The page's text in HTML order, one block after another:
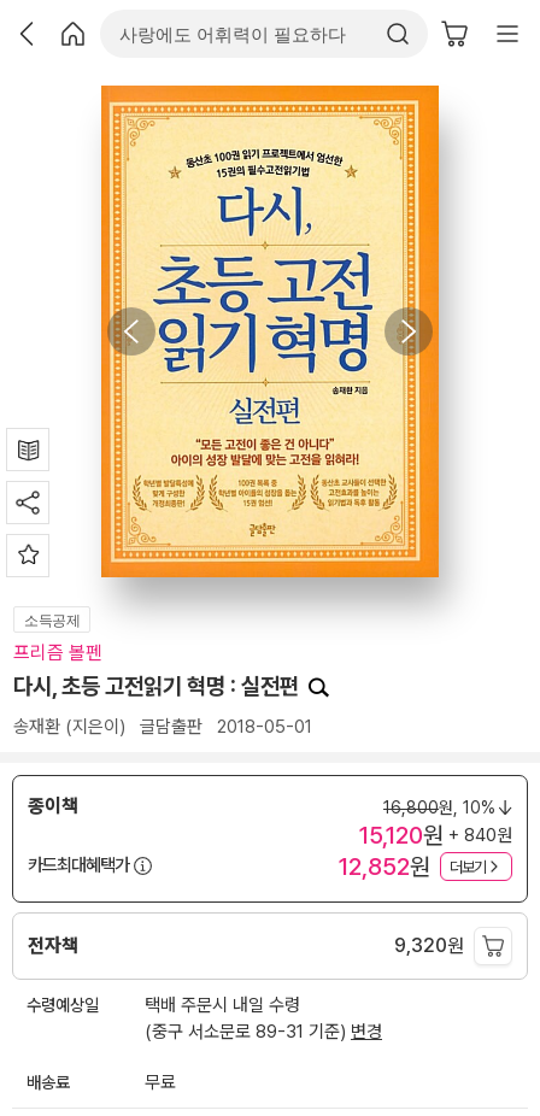
소득공제
프리즘 볼펜
다시, 초등 고전읽기 혁명 : 실전편
송재환 (지은이) 글담출판 2018-05-01
종이책 16,800원, 10%
15,120원 + 840원
카드최대혜택가
12,852원 더보기
전자책 9,320원
수령예상일
택배 주문시 내일 수령
(중구 서소문로 89-31 기준) 변경
배송료 무료